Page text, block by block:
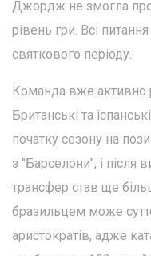
Джордж не змогла
рівень гри. Всі
святкового періоду.
Команда вже активно
Британські та
початку сезону на
з "Барселони", і після
трансфер став ще
бразильцем може
аристократів, адже